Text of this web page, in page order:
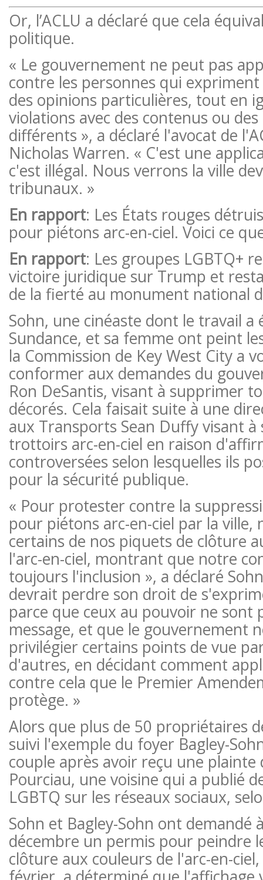
Or, l’ACLU a déclaré que cela
politique.
« Le gouvernement ne peut pas
contre les personnes qui expriment
des opinions particulières, tout en
violations avec des contenus ou des
différents », a déclaré l'avocat de
Nicholas Warren. « C'est une
c'est illégal. Nous verrons la ville
tribunaux. »
En rapport: Les États rouges
pour piétons arc-en-ciel. Voici ce
En rapport: Les groupes LGBTQ+
victoire juridique sur Trump et
de la fierté au monument national
Sohn, une cinéaste dont le travail a
Sundance, et sa femme ont peint
la Commission de Key West City a
conformer aux demandes du
Ron DeSantis, visant à supprimer
décorés. Cela faisait suite à une
aux Transports Sean Duffy visant
trottoirs arc-en-ciel en raison
controversées selon lesquelles ils
pour la sécurité publique.
« Pour protester contre la
pour piétons arc-en-ciel par la ville,
certains de nos piquets de clôture
l'arc-en-ciel, montrant que notre
toujours l'inclusion », a déclaré
devrait perdre son droit de
parce que ceux au pouvoir ne sont
message, et que le gouvernement
privilégier certains points de vue
d'autres, en décidant comment
contre cela que le Premier
protège. »
Alors que plus de 50 propriétaires
suivi l'exemple du foyer Bagley-
couple après avoir reçu une plainte
Pourciau, une voisine qui a publié
LGBTQ sur les réseaux sociaux,
Sohn et Bagley-Sohn ont demandé
décembre un permis pour peindre
clôture aux couleurs de l'arc-en-